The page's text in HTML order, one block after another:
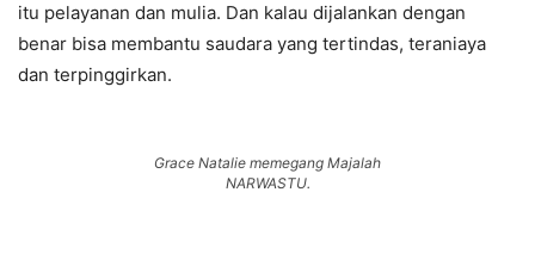
itu pelayanan dan mulia. Dan kalau dijalankan dengan
benar bisa membantu saudara yang tertindas, teraniaya
dan terpinggirkan.
Grace Natalie memegang Majalah
NARWASTU.